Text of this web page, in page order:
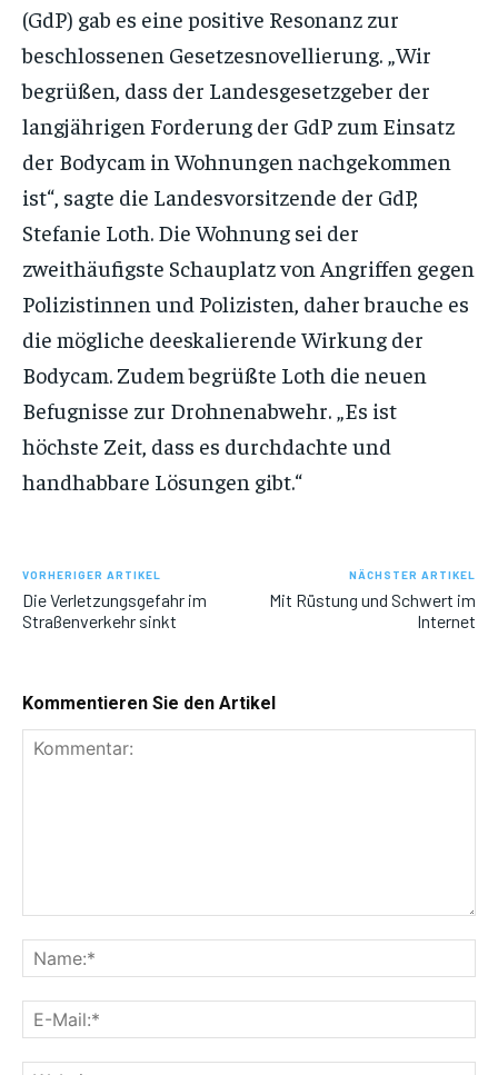
(GdP) gab es eine positive Resonanz zur
beschlossenen Gesetzesnovellierung. „Wir
begrüßen, dass der Landesgesetzgeber der
langjährigen Forderung der GdP zum Einsatz
der Bodycam in Wohnungen nachgekommen
ist“, sagte die Landesvorsitzende der GdP,
Stefanie Loth. Die Wohnung sei der
zweithäufigste Schauplatz von Angriffen gegen
Polizistinnen und Polizisten, daher brauche es
die mögliche deeskalierende Wirkung der
Bodycam. Zudem begrüßte Loth die neuen
Befugnisse zur Drohnenabwehr. „Es ist
höchste Zeit, dass es durchdachte und
handhabbare Lösungen gibt.“
VORHERIGER ARTIKEL
Die Verletzungsgefahr im
Straßenverkehr sinkt
NÄCHSTER ARTIKEL
Mit Rüstung und Schwert im
Internet
Kommentieren Sie den Artikel